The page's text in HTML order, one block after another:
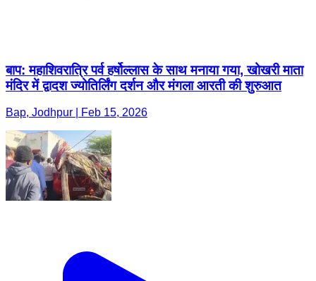
बाप: महाशिवरात्रि पर्व हर्षोल्लास के साथ मनाया गया, खोखरी माता
मंदिर में द्वादश ज्योतिर्लिंग दर्शन और मंगला आरती की शुरुआत
Bap, Jodhpur | Feb 15, 2026